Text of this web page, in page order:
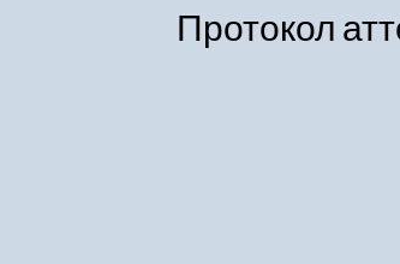
Протокол